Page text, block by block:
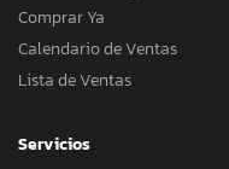
Comprar Ya
Calendario de Ventas
Lista de Ventas
Servicios